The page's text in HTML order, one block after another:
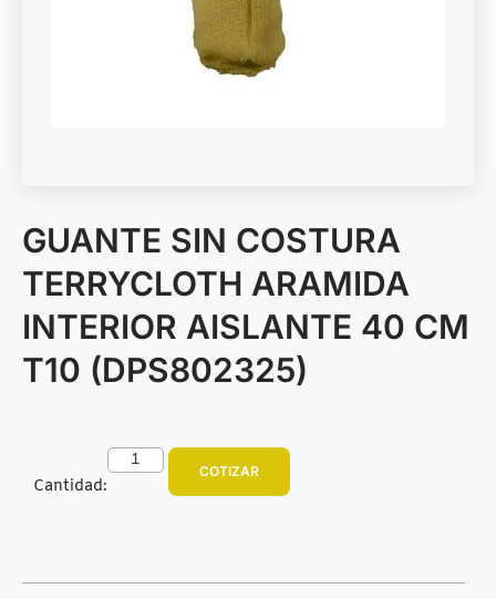
GUANTE SIN COSTURA
TERRYCLOTH ARAMIDA
INTERIOR AISLANTE 40 CM
T10 (DPS802325)
Cantidad:
COTIZAR